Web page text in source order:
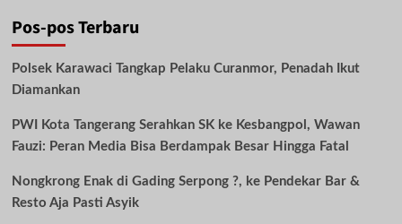
Pos-pos Terbaru
Polsek Karawaci Tangkap Pelaku Curanmor, Penadah Ikut
Diamankan
PWI Kota Tangerang Serahkan SK ke Kesbangpol, Wawan
Fauzi: Peran Media Bisa Berdampak Besar Hingga Fatal
Nongkrong Enak di Gading Serpong ?, ke Pendekar Bar &
Resto Aja Pasti Asyik